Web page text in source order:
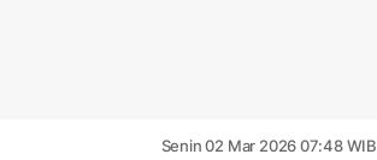
Senin 02 Mar 2026 07:48 WIB